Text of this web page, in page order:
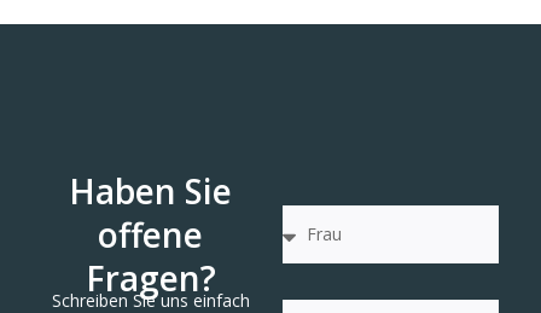
Haben Sie
offene
Fragen?
Schreiben Sie uns einfach